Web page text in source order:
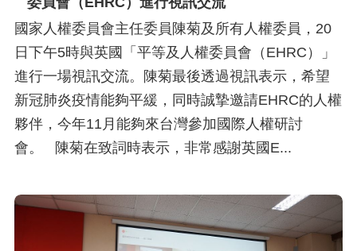
國家人權委員會主任委員陳菊及所有人權委員，20
日下午5時與英國「平等及人權委員會（EHRC）」
進行一場視訊交流。陳菊最後透過視訊表示，希望
新冠肺炎疫情能夠平緩，同時誠摯邀請EHRC的人權
夥伴，今年11月能夠來台灣參加國際人權研討
會。 陳菊在致詞時表示，非常感謝英國E...